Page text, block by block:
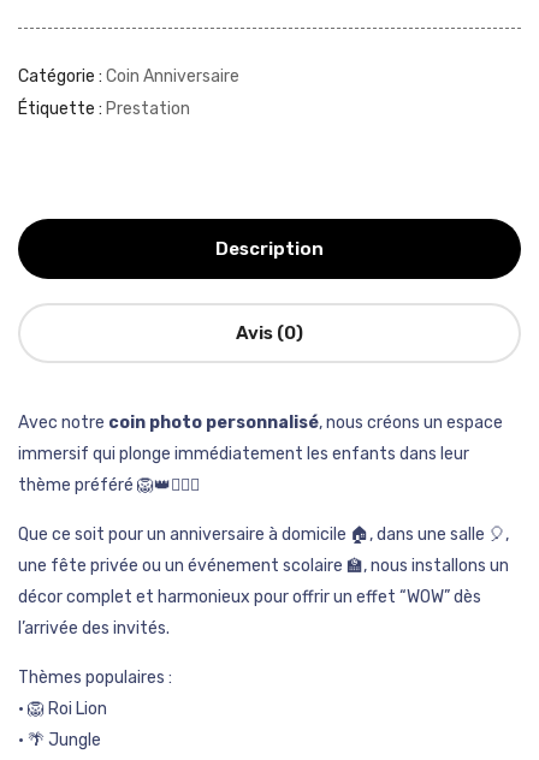
Catégorie : Coin Anniversaire
Étiquette : Prestation
Description
Avis (0)
Avec notre coin photo personnalisé, nous créons un espace
immersif qui plonge immédiatement les enfants dans leur
thème préféré 🦁👑🦸‍♂️✨
Que ce soit pour un anniversaire à domicile 🏠, dans une salle 🎈,
une fête privée ou un événement scolaire 🏫, nous installons un
décor complet et harmonieux pour offrir un effet “WOW” dès
l’arrivée des invités.
Thèmes populaires :
• 🦁 Roi Lion
• 🌴 Jungle